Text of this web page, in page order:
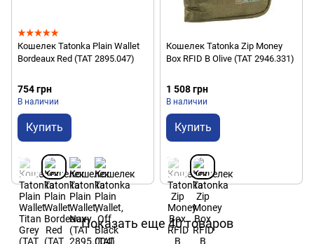
Кошелек Tatonka Plain Wallet
Bordeaux Red (TAT 2895.047)
754 грн
В наличии
Купить
Кошелек Tatonka Zip Money
Box RFID B Olive (TAT 2946.331)
1 508 грн
В наличии
Купить
Показать еще 40 товаров